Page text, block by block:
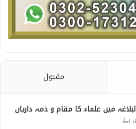
مقبول
میں علماء کا مقام و ذمہ داریاں